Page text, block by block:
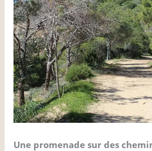
Une promenade sur des